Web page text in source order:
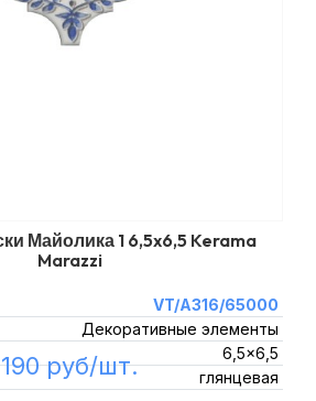
Майолика 1 6,5x6,5 Kerama
Marazzi
VT/A316/65000
Декоративные элементы
6,5x6,5
глянцевая
190 руб/шт.